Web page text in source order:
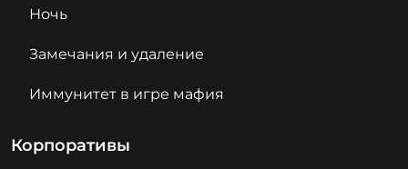
Ночь
Замечания и удаление
Иммунитет в игре мафия
Корпоративы